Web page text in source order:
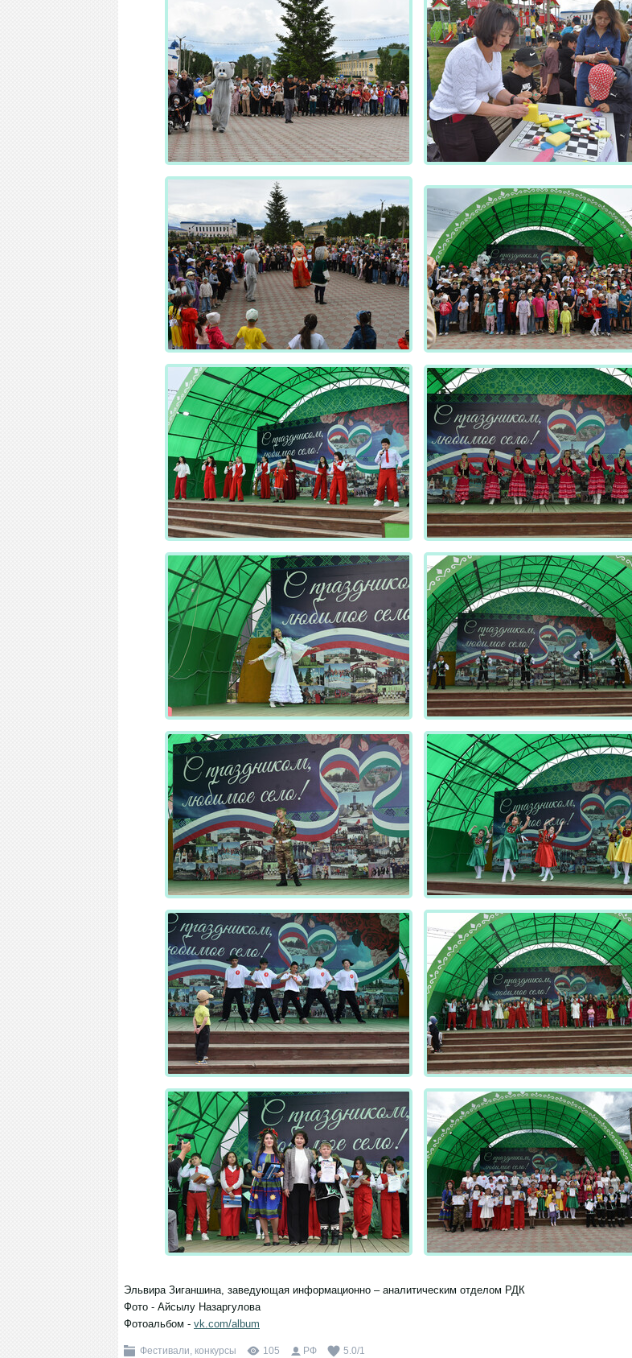
Эльвира Зиганшина, заведующая информационно – аналитическим отделом РДК
Фото - Айсылу Назаргулова
Фотоальбом - vk.com/album
Фестивали, конкурсы 105 РФ 5.0/1